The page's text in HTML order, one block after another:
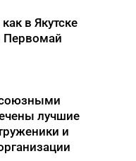
в Якутске
Первомай
лучшие
и